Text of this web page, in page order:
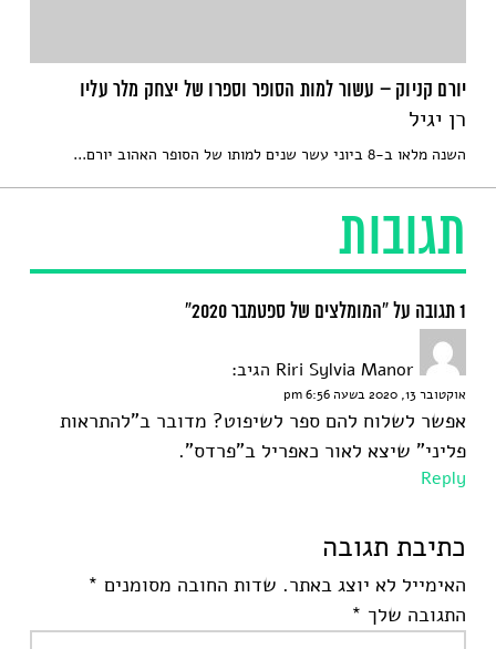
תגובות
1 תגובה על “המומלצים של ספטמבר 2020”
Riri Sylvia Manor הגיב:
אוקטובר 13, 2020 בשעה 6:56 pm
אפשר לשלוח להם ספר לשיפוט? מדובר ב"להתראות
פליני" שיצא לאור כאפריל ב"פרדס".
Reply
כתיבת תגובה
האימייל לא יוצג באתר. שדות החובה מסומנים *
התגובה שלך *
יורם קניוק – עשור למות הסופר וספרו של יצחק מלר עליו
רן יגיל
השנה מלאו ב-8 ביוני עשר שנים למותו של הסופר האהוב יורם...